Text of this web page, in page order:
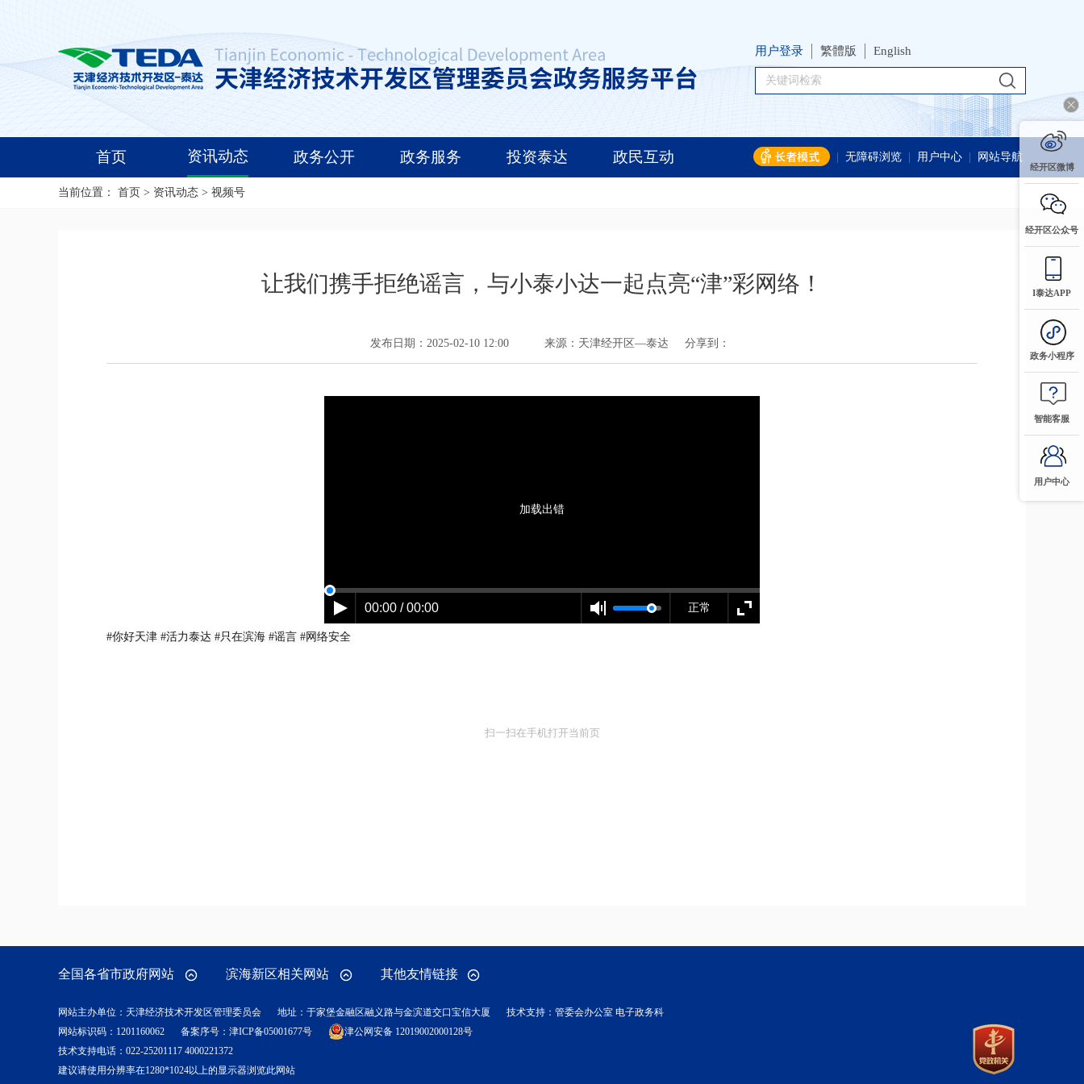
用户登录 繁體版 English
首页 资讯动态 政务公开 政务服务 投资泰达 政民互动 无障碍浏览 用户中心 网站导航
当前位置： 首页 > 资讯动态 > 视频号
让我们携手拒绝谣言，与小泰小达一起点亮“津”彩网络！
发布日期：2025-02-10 12:00 来源：天津经开区—泰达 分享到：
00:00 / 00:00 正常
加载出错
#你好天津 #活力泰达 #只在滨海 #谣言 #网络安全
扫一扫在手机打开当前页
经开区微博
经开区公众号
I泰达APP
政务小程序
智能客服
用户中心
全国各省市政府网站 滨海新区相关网站 其他友情链接
网站主办单位：天津经济技术开发区管理委员会 地址：于家堡金融区融义路与金滨道交口宝信大厦
技术支持：管委会办公室 电子政务科
网站标识码：1201160062
备案序号： 津ICP备05001677号
津公网安备 12019002000128号
技术支持电话：022-25201117 4000221372
建议请使用分辨率在1280*1024以上的显示器浏览此网站